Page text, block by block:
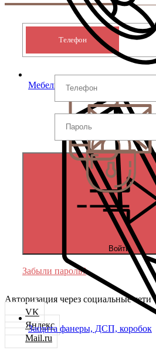
Мебельные колеса
Защита фанеры, ДСП, коробок
Телефон
Войти
Забыли пароль?
Авторизация через социальные сети
VK
Яндекс
Mail.ru